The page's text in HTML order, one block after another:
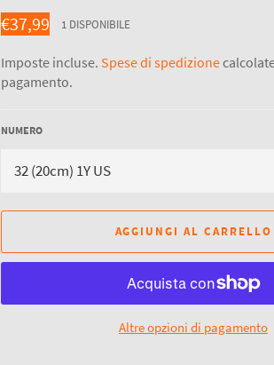
Prezzo
di
€37,99 1 DISPONIBILE
Imposte incluse. Spese di spedizione
pagamento.
NUMERO
AGGIUNGI AL CARRELLO
Altre opzioni di pagamento